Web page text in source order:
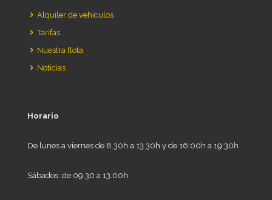
Alquiler de vehículos
Tarifas
Nuestra flota
Noticias
Horario
De lunes a viernes de 8.30h a 13.30h y de 16:00h a 19:30h
Sábados: de 09.30 a 13.00h